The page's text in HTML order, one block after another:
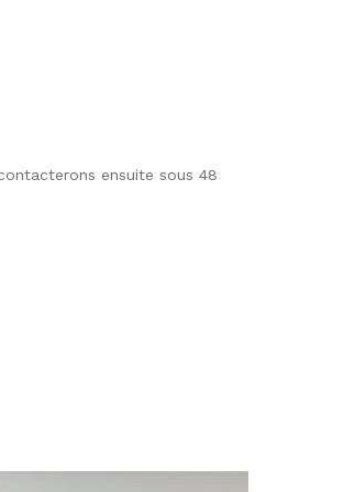
ensuite sous 48